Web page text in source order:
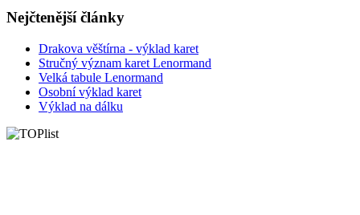
Nejčtenější články
Drakova věštírna - výklad karet
Stručný význam karet Lenormand
Velká tabule Lenormand
Osobní výklad karet
Výklad na dálku